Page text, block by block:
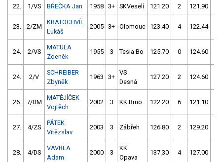
22. 1/VS BŘEČKA Jan 1958 3+ SKVeselí 121.20 2 121.90
23. 2/ZM
KRATOCHVÍL
Lukáš
2005 3+ Olomouc 123.40 4 122.44
24. 2/VS
MATULA
Zdeněk
1955 3 Tesla Bo 125.70 0 124.60
24. 2/V
SCHREIBER
Zbyněk
1963 3+
VS
Desná
127.20 2 124.60
26. 7/DM
MATĚJÍČEK
Vojtěch
2002 3 KK Brno 122.20 6 121.10
27. 4/ZS
PÁTEK
Vítězslav
2003 3 Zábřeh 126.80 2 129.20
28. 4/DS
VAVRLA
Adam
2000 3
KK
Opava
137.30 4 127.00